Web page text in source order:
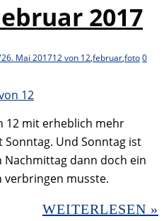
2017
26. Mai 201712 von 12,februar,foto0
12 mit erheblich mehr
Sonntag. Und Sonntag ist
Nachmittag dann doch ein
musste.
WEITERLESEN »